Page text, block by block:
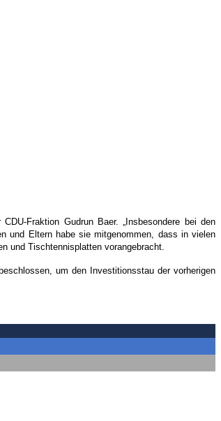
Fraktion Gudrun Baer. „Insbesondere bei den
und Eltern habe sie mitgenommen, dass in vielen
und Tischtennisplatten vorangebracht.
um den Investitionsstau der vorherigen